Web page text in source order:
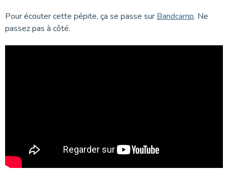
Pour écouter cette pépite, ça se passe sur Bandcamp. Ne
passez pas à côté.